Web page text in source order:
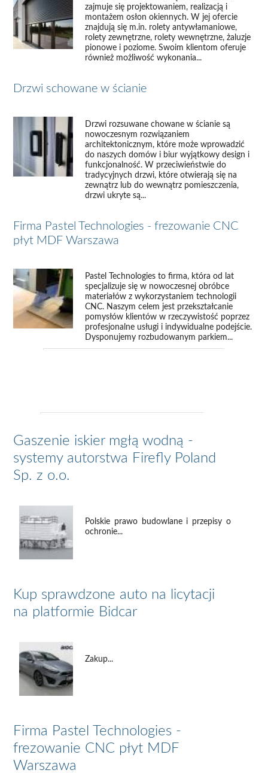
zajmuje się projektowaniem, realizacją i
montażem osłon okiennych. W jej ofercie
znajdują się m.in. rolety antywłamaniowe,
rolety zewnętrzne, rolety wewnętrzne, żaluzje
pionowe i poziome. Swoim klientom oferuje
również możliwość wykonania...
Drzwi schowane w ścianie
Drzwi rozsuwane chowane w ścianie są
nowoczesnym rozwiązaniem
architektonicznym, które może wprowadzić
do naszych domów i biur wyjątkowy design i
funkcjonalność. W przeciwieństwie do
tradycyjnych drzwi, które otwierają się na
zewnątrz lub do wewnątrz pomieszczenia,
drzwi ukryte są...
Firma Pastel Technologies - frezowanie CNC
płyt MDF Warszawa
Pastel Technologies to firma, która od lat
specjalizuje się w nowoczesnej obróbce
materiałów z wykorzystaniem technologii
CNC. Naszym celem jest przekształcanie
pomysłów klientów w rzeczywistość poprzez
profesjonalne usługi i indywidualne podejście.
Dysponujemy rozbudowanym parkiem...
Gaszenie iskier mgłą wodną -
systemy autorstwa Firefly Poland
Sp. z o.o.
Polskie prawo budowlane i przepisy o
ochronie...
Kup sprawdzone auto na licytacji
na platformie Bidcar
Zakup...
Firma Pastel Technologies -
frezowanie CNC płyt MDF
Warszawa